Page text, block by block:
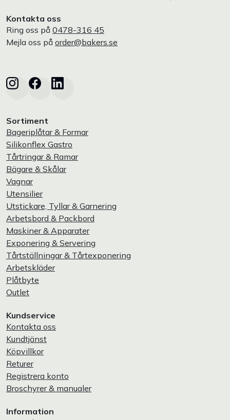
Kontakta oss
Ring oss på 0478-316 45
Mejla oss på order@bakers.se
Sortiment
Bageriplåtar & Formar
Silikonflex Gastro
Tårtringar & Ramar
Bägare & Skålar
Vagnar
Utensilier
Utstickare, Tyllar & Garnering
Arbetsbord & Packbord
Maskiner & Apparater
Exponering & Servering
Tårtställningar & Tårtexponering
Arbetskläder
Plåtbyte
Outlet
Kundservice
Kontakta oss
Kundtjänst
Köpvillkor
Returer
Registrera konto
Broschyrer & manualer
Information